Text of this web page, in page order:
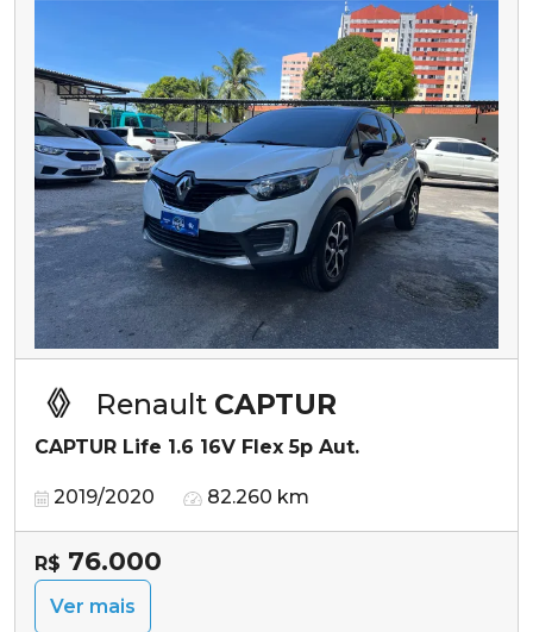
Renault CAPTUR
CAPTUR Life 1.6 16V Flex 5p Aut.
2019/2020 82.260 km
R$ 76.000
Ver mais